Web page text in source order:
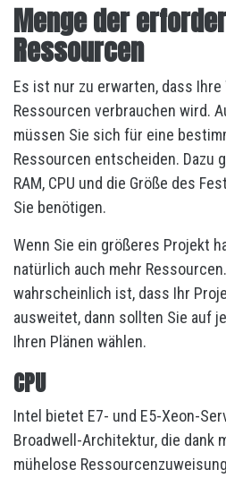
Menge der
Ressourcen
Es ist nur zu erwarten, dass
Ressourcen verbrauchen wird.
müssen Sie sich für eine
Ressourcen entscheiden. Dazu
RAM, CPU und die Größe des
Sie benötigen.
Wenn Sie ein größeres Projekt
natürlich auch mehr
wahrscheinlich ist, dass Ihr
ausweitet, dann sollten Sie auf
Ihren Plänen wählen.
CPU
Intel bietet E7- und E5-Xeon-
Broadwell-Architektur, die dank
mühelose